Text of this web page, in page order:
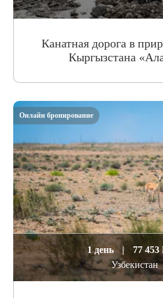
Канатная дорога в
Кыргызстана
1 день |
77
Узбекистан
Онлайн бронирование